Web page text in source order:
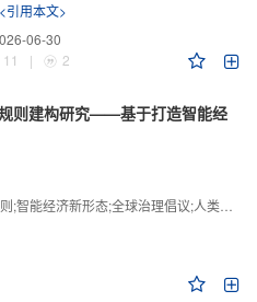
<引用本文>
06-30
11 | 2
则建构研究——基于打造智能经
经济新形态;全球治理倡议;人类命运共同体